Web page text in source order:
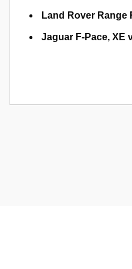
Land Rover Range
Jaguar F-Pace, XE
Görüş ve önerileriniz için